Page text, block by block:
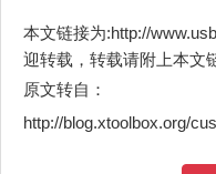
本文链接为:http://
迎转载，转载请附上本文
原文转自：
http://blog.xtoolbox.org/